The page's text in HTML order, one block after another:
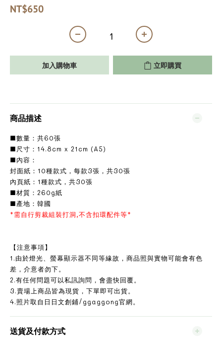
NT$650
加入購物車 立即購買
商品描述
■數量：共60張
■尺寸：14.8cm x 21cm (A5)
■內容：
封面紙：10種款式，每款3張，共30張
內頁紙：1種款式，共30張
■材質：260g紙
■產地：韓國
*需自行剪裁組裝打洞,不含扣環配件等*
【注意事項】
1.由於燈光、螢幕顯示器不同等緣故，商品照與實物可能會有色
差，介意者勿下。
2.有任何問題可以私訊詢問，會盡快回覆。
3.賣場上商品皆為現貨，下單即可出貨。
4.照片取自日日文創鋪/ggaggong官網。
送貨及付款方式